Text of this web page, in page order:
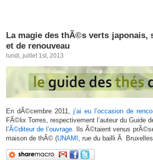
La magie des thÃ©s verts japonais,
et de renouveau
lundi, juillet 1st, 2013
En dÃ©cembre 2011, j’ai eu l’occasion de
FÃ©lix Torres, respectivement l’auteur du Guide
l’Ã©diteur de l’ouvrage. Ils Ã©taient venus
maison de thÃ© (UNAMI , rue du bailli Ã